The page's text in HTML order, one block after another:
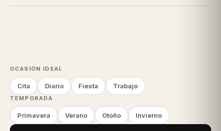
OCASIÓN IDEAL
Cita Diario Fiesta Trabajo
TEMPORADA
Primavera Verano Otoño Invierno